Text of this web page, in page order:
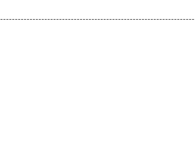
------------------------------------------------------------------